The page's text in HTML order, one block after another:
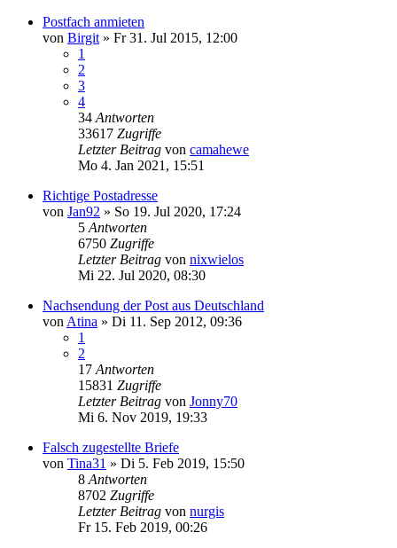
Postfach anmieten
von Birgit » Fr 31. Jul 2015, 12:00
1
2
3
4
34 Antworten
33617 Zugriffe
Letzter Beitrag von camahewe
Mo 4. Jan 2021, 15:51
Richtige Postadresse
von Jan92 » So 19. Jul 2020, 17:24
5 Antworten
6750 Zugriffe
Letzter Beitrag von nixwielos
Mi 22. Jul 2020, 08:30
Nachsendung der Post aus Deutschland
von Atina » Di 11. Sep 2012, 09:36
1
2
17 Antworten
15831 Zugriffe
Letzter Beitrag von Jonny70
Mi 6. Nov 2019, 19:33
Falsch zugestellte Briefe
von Tina31 » Di 5. Feb 2019, 15:50
8 Antworten
8702 Zugriffe
Letzter Beitrag von nurgis
Fr 15. Feb 2019, 00:26